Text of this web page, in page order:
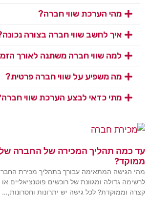
מהי הערכת שווי חברה?
איך לחשב שווי חברה בצורה
למה שווי חברה משתנה לאורך
מה משפיע על שווי חברה פרטית?
מתי כדאי לבצע הערכת שווי
עד כמה תהליך המכירה של החברה
ממוקד?
מהי הגישה המתאימה עבורך בתהליך מכירת
לרשימה גדולה ומגוונת של רוכשים פוטנציאליים
קצרה וממוקדת? לכל גישה יש יתרונות וחסרונות,…